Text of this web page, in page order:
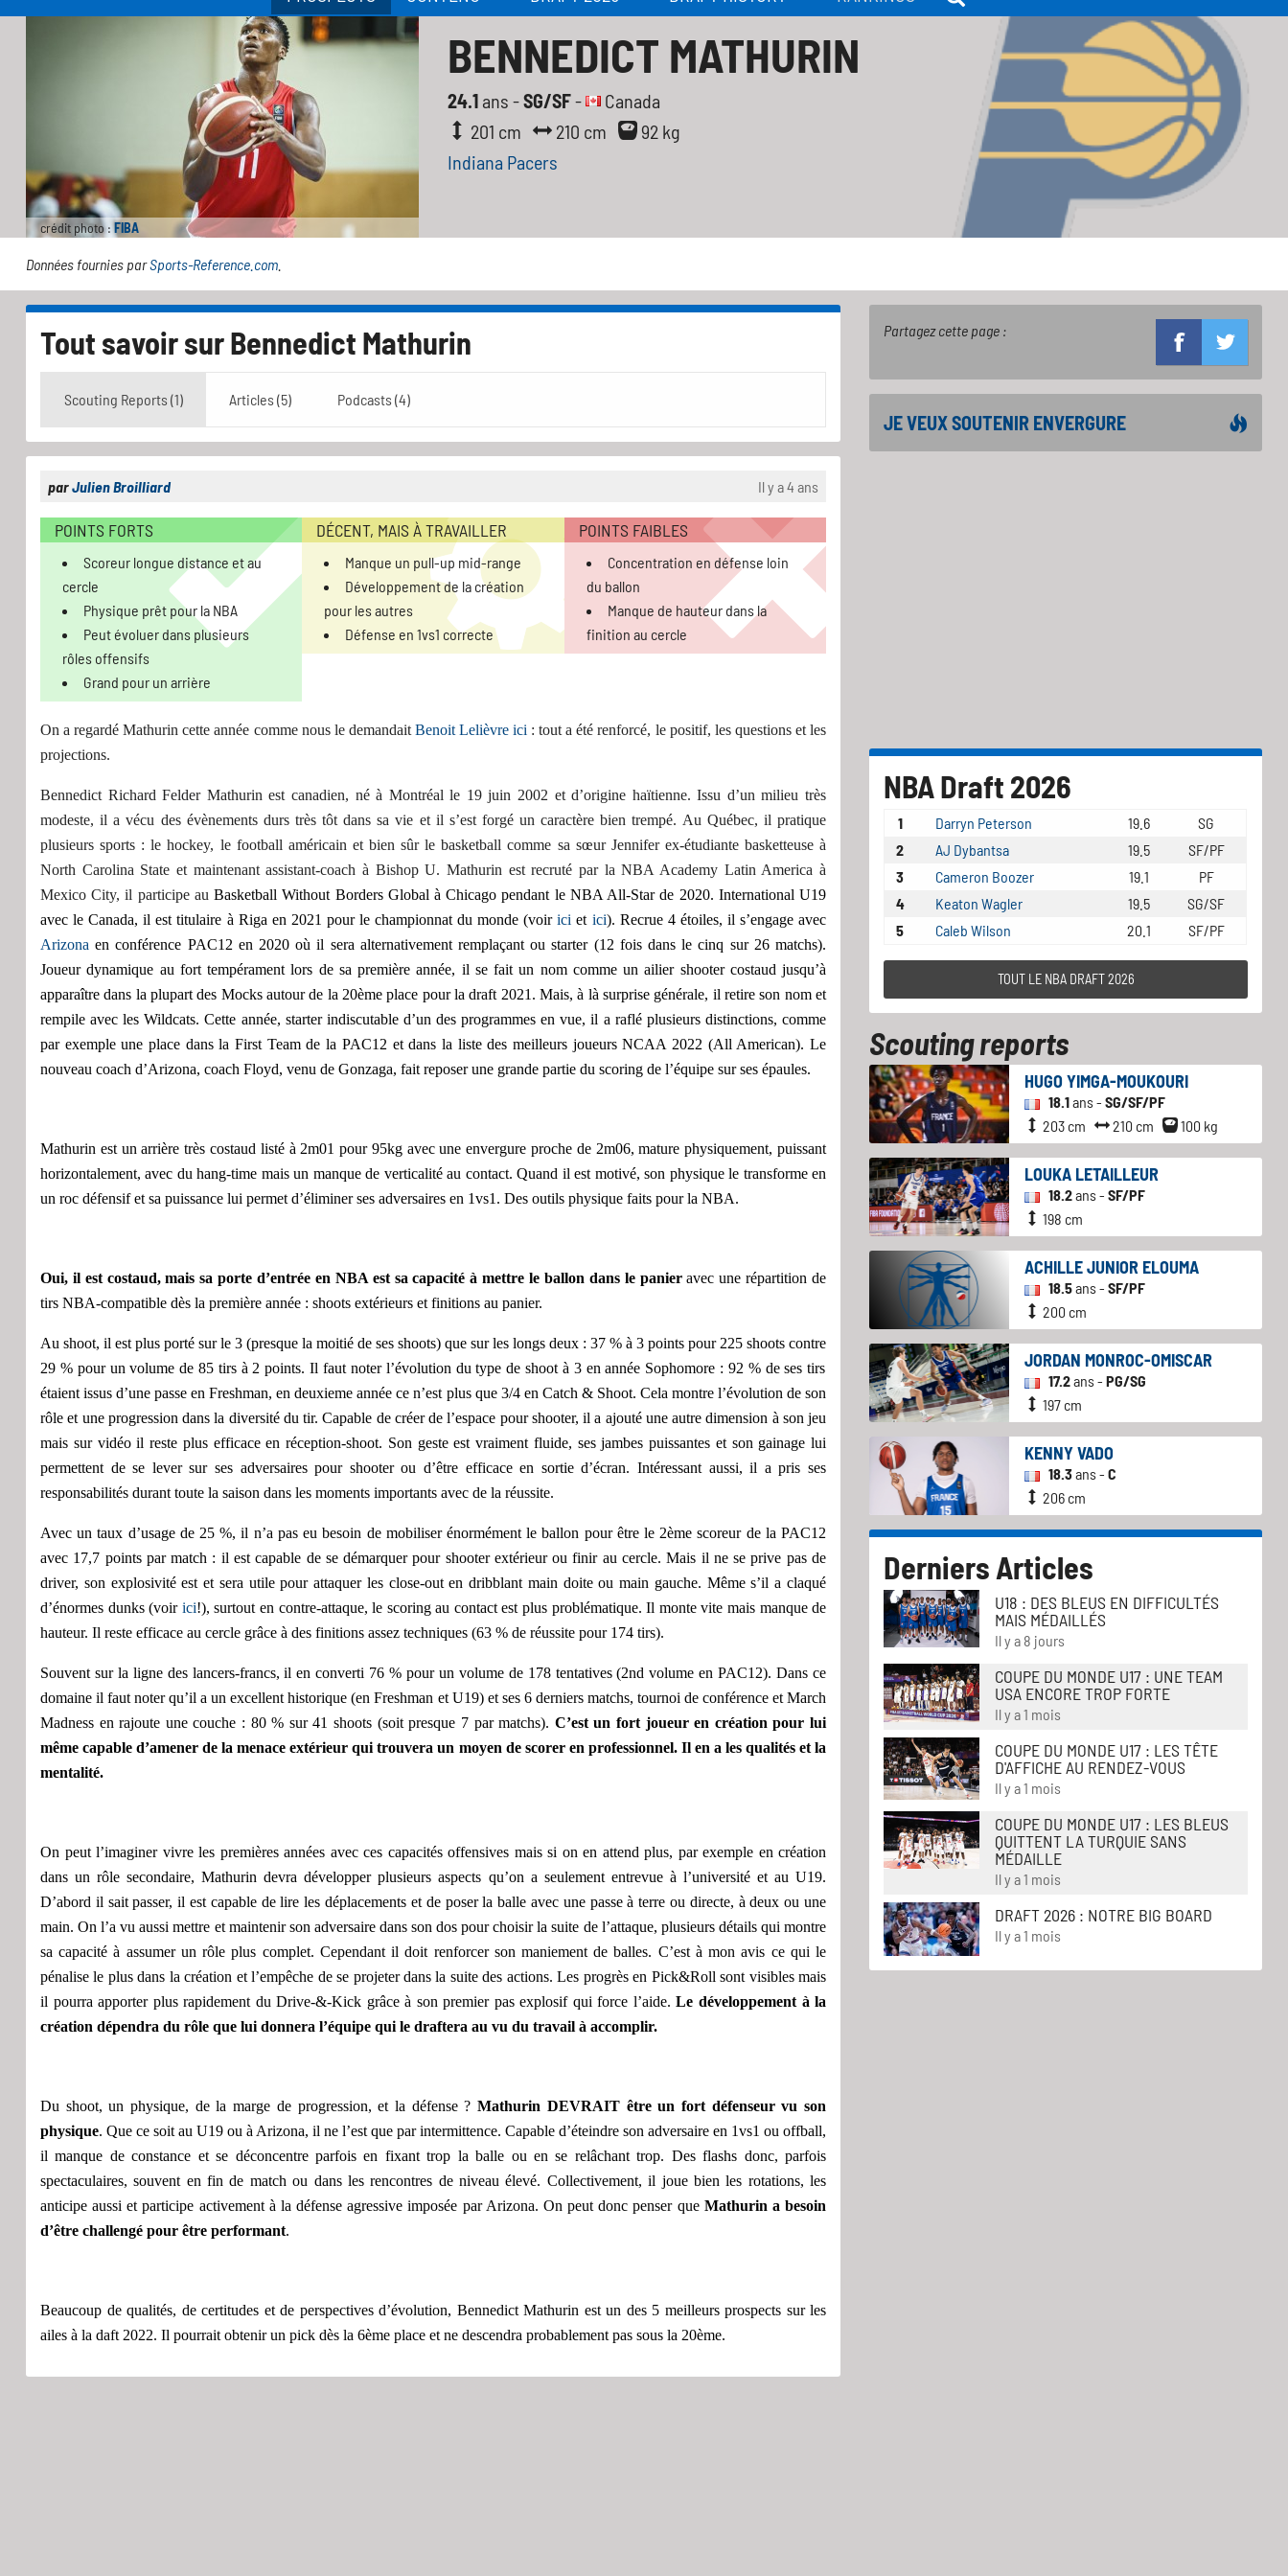
crédit photo : FIBA
BENNEDICT MATHURIN
24.1ans -SG/SF-
Canada
201 cm
210 cm
92 kg
Indiana Pacers
Données fournies parSports-Reference.com
Tout savoir surBennedict Mathurin
Scouting Reports (1) Articles (5) Podcasts (4)
parJulien Broilliard Il y a 4 ans
POINTS FORTS
Scoreur longue distance et au
cercle
Physique prêt pour la NBA
Peut évoluer dans plusieurs
rôles offensifs
Grand pour un arrière
DÉCENT, MAIS À TRAVAILLER
Manque un pull-up mid-range
Développement de la création
pour les autres
Défense en 1vs1 correcte
POINTS FAIBLES
Concentration en défense loin
du ballon
Manque de hauteur dans la
finition au cercle
On a regardé Mathurin cette année comme nous le demandait Benoit Lelièvre ici : tout a été renforcé, le positif, les questions et les
projections.
Bennedict Richard Felder Mathurin est canadien, né à Montréalle 19 juin 2002 etd’origine haïtienne. Issu d’un milieu très
modeste, ila vécu des évènements durs très tôt dans sa vie et il s’est forgé un caractère bien trempé. Au Québec, il pratique
plusieurs sports :lehockey, lefootball américain et bien sûr le basketball comme sa sœur Jennifer ex-étudiante basketteuse à
North Carolina State et maintenant assistant-coach à Bishop U. Mathurin est recruté par la NBA Academy Latin America à
Mexico City, il participe auBasketball Without Borders Globalà Chicagopendant leNBA All-Starde 2020. International U19
avec le Canada, ilesttitulaire à Riga en 2021 pour le championnat du monde (voirici et ici). Recrue 4 étoiles, il s’engage avec
Arizonaenconférence PAC12 en 2020 où il sera alternativementremplaçantou starter (12 fois dans le cinq sur 26 matchs).
Joueur dynamique au fort tempéramentlors de sa première année, il se fait un nom comme unailiershooter costaud jusqu’à
apparaître dans la plupart des Mocks autour de la 20ème place pour la draft 2021 . Mais,à là surprise générale, il retire son nom et
rempile avec les Wildcats.Cette année, starter indiscutable d’un des programmes en vue, il a raflé plusieurs distinctions,comme
par exempleune place dans la First Team de la PAC12 et dans la liste des meilleurs joueurs NCAA 2022 (All American).Le
nouveau coach d’Arizona, coach Floyd, venu de Gonzaga, fait reposer une grande partie du scoring de l’équipe sur ses épaules.
Mathurin est un arrière très costaud listé à 2m01 pour 95kg avec une envergure proche de 2m06, mature physiquement, puissant
horizontalement, avec du hang-time mais un manque de verticalité au contact. Quand il est motivé, son physique le transforme en
un roc défensif et sa puissance lui permet d’éliminer ses adversaires en 1vs1. Des outils physique faits pour la NBA.
Oui, il est costaud, mais sa porte d’entrée en NBA est sa capacité à mettre le ballon dans le panier avec une répartition de
tirs NBA-compatible dès la première année : shoots extérieurs et finitions au panier.
Au shoot, il est plus porté sur le 3 (presque la moitié de ses shoots) que sur les longs deux : 37 % à 3 points pour 225 shoots contre
29 % pour un volume de 85 tirs à 2 points. Il faut noter l’évolution du type de shoot à 3 en année Sophomore : 92 % de ses tirs
étaient issus d’une passe enFreshman,en deuxieme année ce n’est plus que3/4 en Catch & Shoot. Cela montre l’évolution de son
rôle et une progression dans la diversité du tir.Capable de créer de l’espace pour shooter, il a ajouté une autre dimension à son jeu
mais sur vidéo il reste plus efficace en réception-shoot. Son geste est vraiment fluide, ses jambes puissantes et son gainage lui
permettent de se lever sur ses adversaires pour shooter ou d’être efficace en sortie d’écran. Intéressant aussi, il a pris ses
responsabilités durant toute la saison dans les moments importants avec de la réussite.
Avecuntaux d’usage de 25 %, il n’a pas eu besoin de mobiliser énormémentle ballon pour êtrele 2ème scoreur de la PAC12
avec 17,7 points par match : il est capable de se démarquer pour shooter extérieur ou finir au cercle.Mais il ne se prive pas de
driver, son explosivité est et sera utile pour attaquer les close-outen dribblant main doite ou main gauche. Même s’il a claqué
d’énormes dunks(voir ici!), surtout en contre-attaque, le scoring au contact est plus problématique. Il monte vite mais manque de
hauteur. Il reste efficace au cercle grâce à des finitions assez techniques (63 % de réussite pour 174 tirs).
Souvent sur la ligne des lancers-francs, il en converti 76 % pour un volume de 178 tentatives(2ndvolume en PAC12).Dans ce
domaine ilfaut noter qu’il a un excellent historique (enFreshman et U19) et ses 6 derniers matchs, tournoi de conférence et March
Madness enrajoute une couche : 80 % sur 41 shoots (soit presque 7 par matchs). C’est un fort joueur en création pour lui
mêmecapable d’amener de la menace extérieur qui trouvera un moyen de scorer en professionnel. Il en a les qualités et la
mentalité.
On peut l’imaginer vivre les premières années avec ces capacités offensives mais si on en attend plus, par exemple en création
dans un rôle secondaire,Mathurin devra développer plusieurs aspects qu’on a seulement entrevue à l’université et au U19.
D’abord il sait passer,il est capable de lire les déplacements et de poser la balle avec une passe à terre ou directe, à deux ou une
main. On l’a vu aussi mettre et maintenirson adversaire dans son dospour choisir la suite de l’attaque, plusieurs détails qui montre
sa capacité à assumer un rôle plus complet. Cependant ildoit renforcer son maniement de balles. C’est à mon avis ce qui le
pénalisele plusdans la création et l’empêche de se projeter dans la suite des actions. Les progrès en Pick&Roll sont visiblesmais
il pourra apporter plus rapidement duDrive-&-Kick grâce à son premier pas explosif qui force l’aide.Le développement à la
création dépendra du rôle que lui donnera l’équipe qui le draftera au vu du travail à accomplir.
Du shoot, un physique, de la marge de progression, et la défense ? Mathurin DEVRAITêtre un fort défenseur vu son
physique. Que ce soit au U19 ou à Arizona, il ne l’est que par intermittence. Capable d’éteindre son adversaire en 1vs1 ou offball,
il manque de constance et se déconcentre parfoisen fixant trop la balle ou en se relâchant trop. Des flashs donc, parfois
spectaculaires, souvent en fin de match ou dans les rencontres de niveau élevé. Collectivement, il joue bien les rotations, les
anticipe aussi et participe activement à la défense agressive imposée par Arizona. On peutdonc penser que Mathurin a besoin
d’être challengé pour être performant.
Beaucoup de qualités, de certitudes et de perspectives d’évolution, Bennedict Mathurin est un des 5 meilleurs prospects sur les
ailes à la daft 2022. Il pourrait obtenir un pick dès la 6ème place et ne descendra probablement pas sous la 20ème.
Partagez cette page :
JE VEUX SOUTENIR ENVERGURE
NBA Draft 2026
1 Darryn Peterson 19.6
SG
2
AJ Dybantsa 19.5
SF/PF
3
Cameron Boozer 19.1
PF
4
Keaton Wagler 19.5
SG/SF
5
Caleb Wilson 20.1 SF/PF
TOUT LE NBA DRAFT 2026
Scouting reports
HUGO YIMGA-MOUKOURI
18.1ans -SG/SF/PF
203 cm
210 cm 100 kg
LOUKA LETAILLEUR
18.2ans -SF/PF
198 cm
ACHILLE JUNIOR ELOUMA
18.5ans -SF/PF
200 cm
JORDAN MONROC-OMISCAR
17.2ans -PG/SG
197 cm
KENNY VADO
18.3ans -C
206 cm
Derniers Articles
U18 : DES BLEUS EN DIFFICULTÉS
MAIS MÉDAILLÉS
Il y a 8 jours
COUPE DU MONDE U17 : UNE TEAM
USA ENCORE TROP FORTE
Il y a 1 mois
COUPE DU MONDE U17 : LES TÊTE
D'AFFICHE AU RENDEZ-VOUS
Il y a 1 mois
COUPE DU MONDE U17 : LES BLEUS
QUITTENT LA TURQUIE SANS
MÉDAILLE
Il y a 1 mois
DRAFT 2026 : NOTRE BIG BOARD
Il y a 1 mois